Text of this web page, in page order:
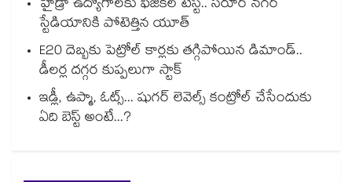
హైడ్రా ఉద్యోగాలకు ఫిజికల్ టెస్ట్.. సరూర్ నగర్
స్టేడియానికి పోటెత్తిన యూత్
E20 దెబ్బకు పెట్రోల్ కార్లకు తగ్గిపోయిన డిమాండ్..
డీలర్ల దగ్గర కుప్పలుగా స్టాక్
ఇడ్లీ, ఉప్మా, ఓట్స్... షుగర్ లెవెల్స్ కంట్రోల్ చేసేందుకు
ఏది బెస్ట్ అంటే...?